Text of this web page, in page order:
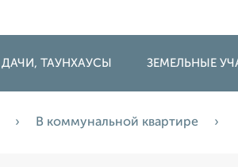
ТАУНХАУСЫ ЗЕМЕЛЬНЫЕ
В коммунальной квартире